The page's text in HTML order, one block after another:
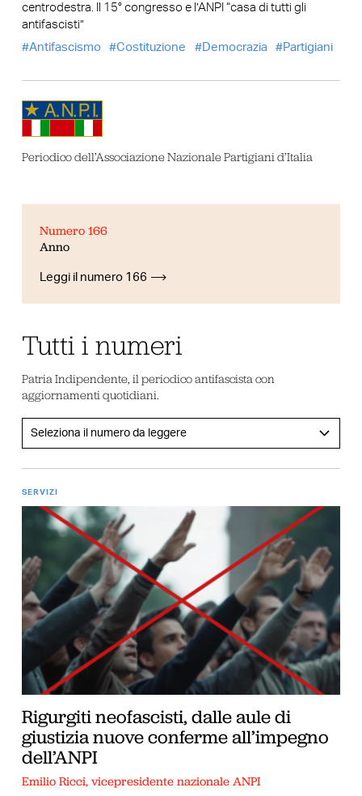
centrodestra. Il 15° congresso e l’ANPI “casa di tutti gli
antifascisti”
Antifascismo
Costituzione Democrazia Partigiani
Periodico dell’Associazione Nazionale Partigiani d’Italia
Numero 166
Anno
Leggi il numero 166
Tutti i numeri
Patria Indipendente, il periodico antifascista con
aggiornamenti quotidiani.
SERVIZI
Rigurgiti neofascisti, dalle aule di
giustizia nuove conferme all’impegno
dell’ANPI
Emilio Ricci, vicepresidente nazionale ANPI